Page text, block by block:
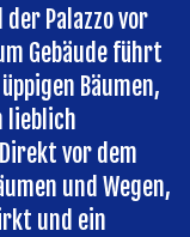
Palazzo vor
Gebäude führt
Bäumen,
lieblich
vor dem
und Wegen,
und ein